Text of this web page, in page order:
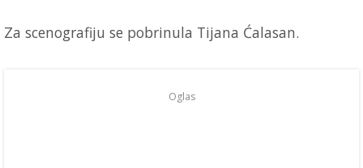
Za scenografiju se pobrinula Tijana Ćalasan.
Oglas